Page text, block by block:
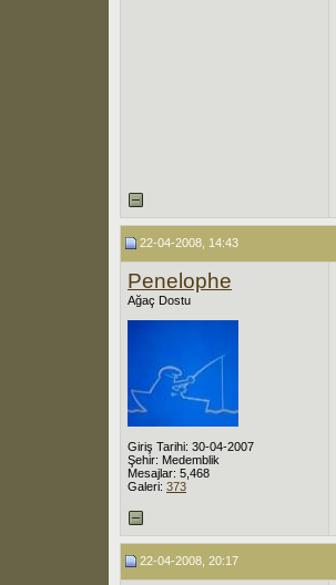
22-04-2008, 14:43
Penelophe
Ağaç Dostu
Giriş Tarihi: 30-04-2007
Şehir: Medemblik
Mesajlar: 5,468
Galeri: 373
22-04-2008, 20:17